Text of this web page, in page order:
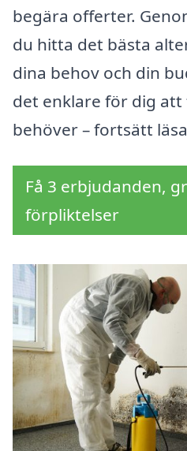
begära offerter.
du hitta det bästa
dina behov och din
det enklare för dig att
behöver – fortsätt
Få 3 erbjudanden,
förpliktelser